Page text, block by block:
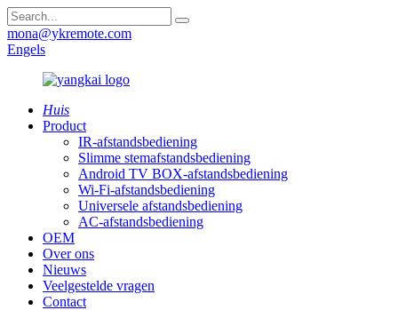
mona@ykremote.com
Engels
Huis
Product
IR-afstandsbediening
Slimme stemafstandsbediening
Android TV BOX-afstandsbediening
Wi-Fi-afstandsbediening
Universele afstandsbediening
AC-afstandsbediening
OEM
Over ons
Nieuws
Veelgestelde vragen
Contact